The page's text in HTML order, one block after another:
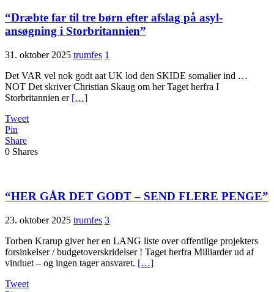
“Dræbte far til tre børn efter afslag på asyl­
ansøgning i Stor­britannien”
31. oktober 2025 trumfes 1
Det VAR vel nok godt aat UK lod den SKIDE somalier ind …
NOT Det skriver Christian Skaug om her Taget herfra I
Storbritannien er […]
Tweet
Pin
Share
0 Shares
“HER GÅR DET GODT – SEND FLERE PENGE”
23. oktober 2025 trumfes 3
Torben Krarup giver her en LANG liste over offentlige projekters
forsinkelser / budgetoverskridelser ! Taget herfra Milliarder ud af
vinduet – og ingen tager ansvaret. […]
Tweet